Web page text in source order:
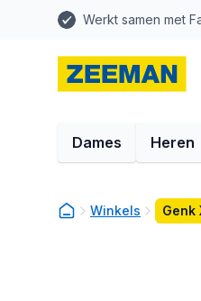
Werkt samen met
Dames Heren
Winkels Genk